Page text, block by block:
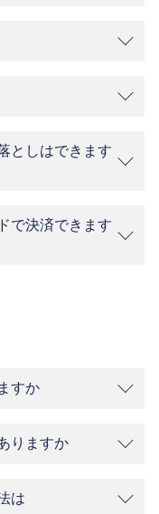
としはできます
で決済できます
すか
りますか
は